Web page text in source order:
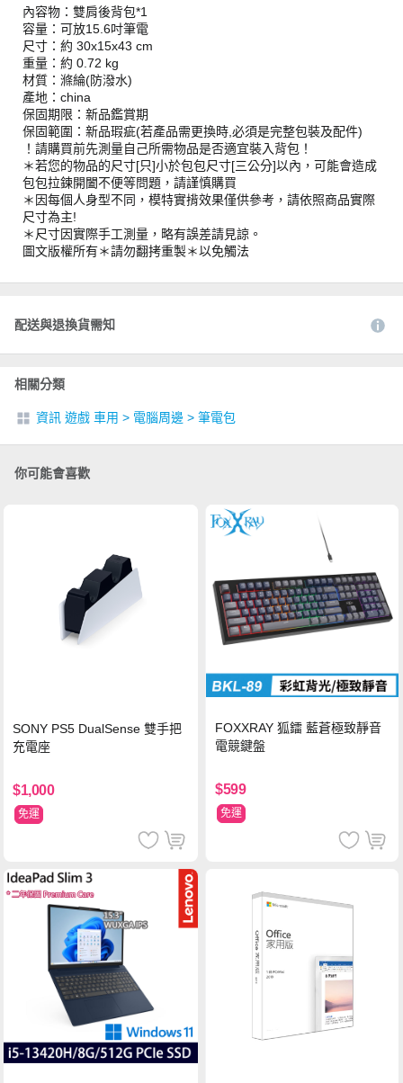
內容物：雙肩後背包*1
容量：可放15.6吋筆電
尺寸：約 30x15x43 cm
重量：約 0.72 kg
材質：滌綸(防潑水)
產地：china
保固期限：新品鑑賞期
保固範圍：新品瑕疵(若產品需更換時,必須是完整包裝及配件)
！請購買前先測量自己所需物品是否適宜裝入背包！
＊若您的物品的尺寸[只]小於包包尺寸[三公分]以內，可能會造成
包包拉鍊開闔不便等問題，請謹慎購買
＊因每個人身型不同，模特實揹效果僅供參考，請依照商品實際
尺寸為主!
＊尺寸因實際手工測量，略有誤差請見諒。
圖文版權所有＊請勿翻拷重製＊以免觸法
配送與退換貨需知
相關分類
資訊 遊戲 車用 > 電腦周邊 > 筆電包
你可能會喜歡
SONY PS5 DualSense 雙手把
充電座
$1,000
免運
FOXXRAY 狐鐳 藍蒼極致靜音
電競鍵盤
$599
免運